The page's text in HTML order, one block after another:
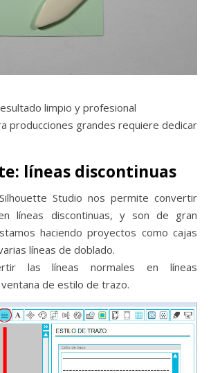
limpio y profesional
producciones grandes requiere dedicar
líneas discontinuas
Studio nos permite convertir
líneas discontinuas, y son de gran
haciendo proyectos como cajas
líneas de doblado.
las líneas normales en líneas
de estilo de trazo.